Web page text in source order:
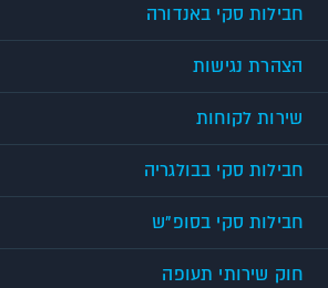
חבילות סקי באנדורה
הצהרת נגישות
שירות לקוחות
חבילות סקי בבולגריה
חבילות סקי בסופ"ש
חוק שירותי תעופה